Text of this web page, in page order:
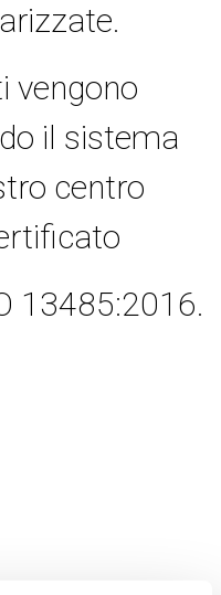
vengono
il sistema
centro
13485:2016.